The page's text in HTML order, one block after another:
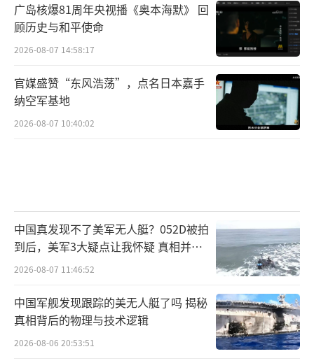
广岛核爆81周年央视播《奥本海默》 回
顾历史与和平使命
2026-08-07 14:58:17
官媒盛赞“东风浩荡”，点名日本嘉手
纳空军基地
2026-08-07 10:40:02
中国真发现不了美军无人艇？052D被拍
到后，美军3大疑点让我怀疑 真相并非
如此
2026-08-07 11:46:52
中国军舰发现跟踪的美无人艇了吗 揭秘
真相背后的物理与技术逻辑
2026-08-06 20:53:51